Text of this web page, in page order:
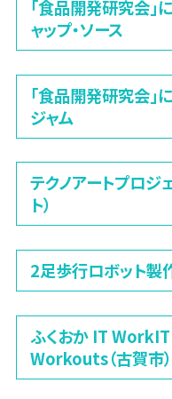
「食品開発研究会
ャップ・ソース
「食品開発研究会
ジャム
テクノアートプロジ
ト）
2足歩行ロボット製
ふくおか IT
Workouts（古賀市）